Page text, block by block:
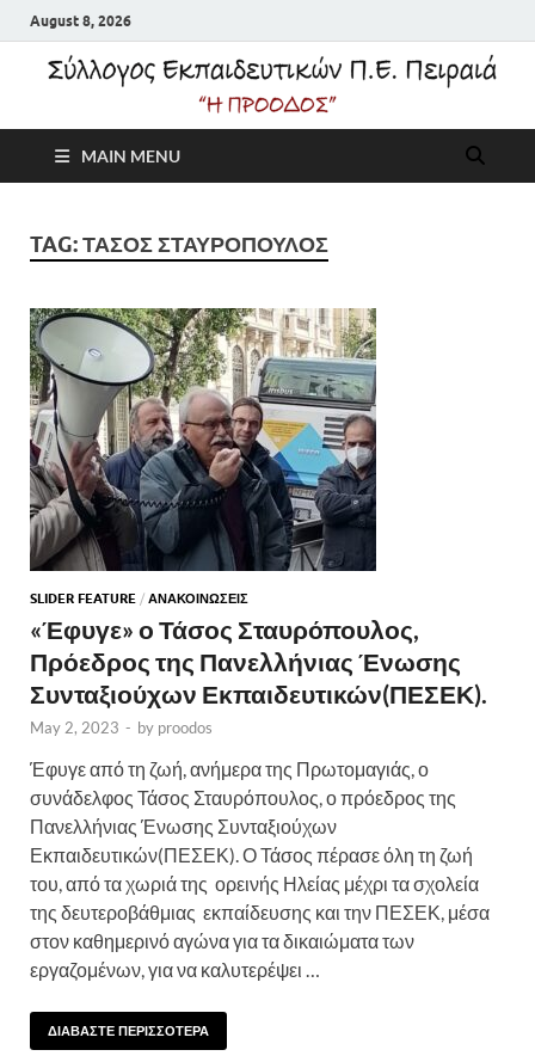
August 8, 2026
Σύλλογος
Εκπαιδευτικών Π.Ε.
Πειραιά "Η Πρόοδος"
MAIN MENU
TAG:ΤΑΣΟΣ ΣΤΑΥΡΟΠΟΥΛΟΣ
SLIDER FEATURE / ΑΝΑΚΟΙΝΩΣΕΙΣ
«Έφυγε» ο Τάσος Σταυρόπουλος,
Πρόεδρος της Πανελλήνιας Ένωσης
Συνταξιούχων Εκπαιδευτικών(ΠΕΣΕΚ).
May 2, 2023 - by proodos
Έφυγε από τη ζωή, ανήμερα της Πρωτομαγιάς, ο
συνάδελφος Τάσος Σταυρόπουλος, ο πρόεδρος της
Πανελλήνιας Ένωσης Συνταξιούχων
Εκπαιδευτικών(ΠΕΣΕΚ). Ο Τάσος πέρασε όλη τη ζωή
του, από τα χωριά της ορεινής Ηλείας μέχρι τα σχολεία
της δευτεροβάθμιας εκπαίδευσης και την ΠΕΣΕΚ, μέσα
στον καθημερινό αγώνα για τα δικαιώματα των
εργαζομένων, για να καλυτερέψει …
ΔΙΑΒΑΣΤΕ ΠΕΡΙΣΣΟΤΕΡΑ